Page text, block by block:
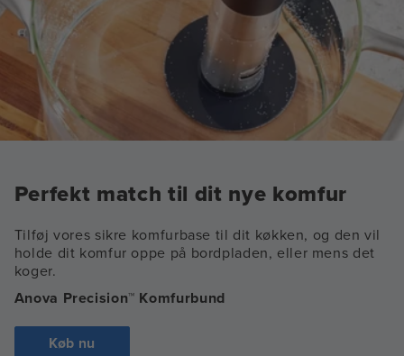
Perfekt match til dit nye komfur
Tilføj vores sikre komfurbase til dit køkken, og den vil
holde dit komfur oppe på bordpladen, eller mens det
koger.
Anova Precision™ Komfurbund
Køb nu